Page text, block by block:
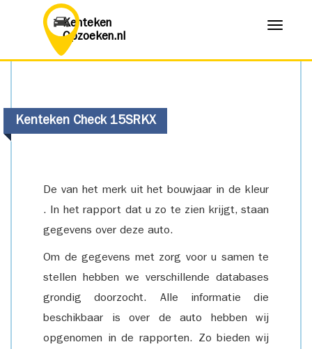
Kenteken
Opzoeken.nl
Menu
Kenteken Check 15SRKX
De van het merk uit het bouwjaar in de kleur
. In het rapport dat u zo te zien krijgt, staan
gegevens over deze auto.
Om de gegevens met zorg voor u samen te
stellen hebben we verschillende databases
grondig doorzocht. Alle informatie die
beschikbaar is over de auto hebben wij
opgenomen in de rapporten. Zo bieden wij